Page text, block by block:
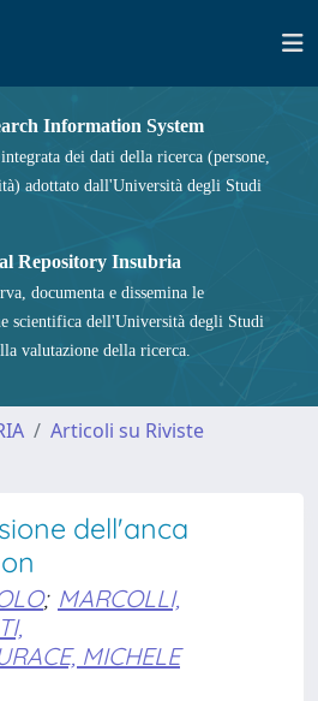
Information System
dei dati della ricerca (persone,
adottato dall'Università degli Studi
Repository Insubria
documenta e dissemina le
scientifica dell'Università degli Studi
valutazione della ricerca.
Articoli su Riviste
dell'anca
; MARCOLLI,
MICHELE